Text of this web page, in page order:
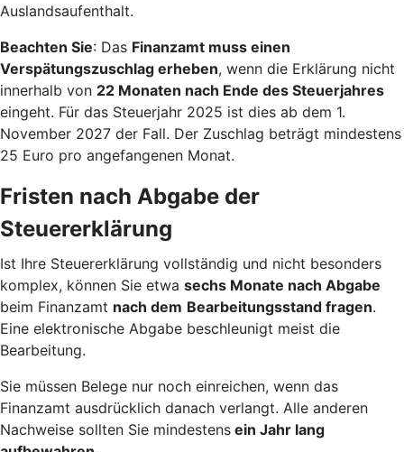
Auslandsaufenthalt.
Beachten Sie: Das Finanzamt muss einen
Verspätungszuschlag erheben, wenn die Erklärung nicht
innerhalb von 22 Monaten nach Ende des Steuerjahres
eingeht. Für das Steuerjahr 2025 ist dies ab dem 1.
November 2027 der Fall. Der Zuschlag beträgt mindestens
25 Euro pro angefangenen Monat.
Fristen nach Abgabe der
Steuererklärung
Ist Ihre Steuererklärung vollständig und nicht besonders
komplex, können Sie etwa sechs Monate nach Abgabe
beim Finanzamt nach dem Bearbeitungsstand fragen.
Eine elektronische Abgabe beschleunigt meist die
Bearbeitung.
Sie müssen Belege nur noch einreichen, wenn das
Finanzamt ausdrücklich danach verlangt. Alle anderen
Nachweise sollten Sie mindestens ein Jahr lang